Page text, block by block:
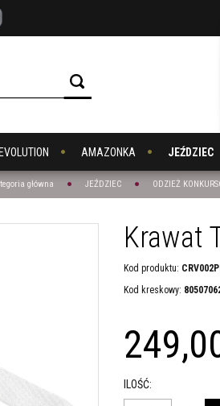
AMAZONKA JEŹDZIEC
główna JEŹDZIEC ODZIEŻ
Krawat
Kod produktu:
Kod kreskowy:
ILOŚĆ: